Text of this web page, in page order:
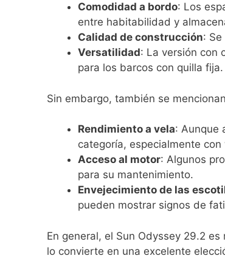
Comodidad a bordo: Los
entre habitabilidad y
Calidad de construcción:
Versatilidad: La versión con
para los barcos con quilla fija.
Sin embargo, también se
Rendimiento a vela: Aunque
categoría, especialmente
Acceso al motor: Algunos
para su mantenimiento.
Envejecimiento de las
pueden mostrar signos de
En general, el Sun Odyssey 29.2
lo convierte en una excelente